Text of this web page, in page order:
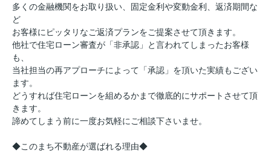
多くの金融機関をお取り扱い、固定金利や変動金利、返済期間な
ど
お客様にピッタリなご返済プランをご提案させて頂きます。
他社で住宅ローン審査が「非承認」と言われてしまったお客様
も、
当社担当の再アプローチによって「承認」を頂いた実績もござい
ます。
どうすれば住宅ローンを組めるかまで徹底的にサポートさせて頂
きます。
諦めてしまう前に一度お気軽にご相談下さいませ。
◆このまち不動産が選ばれる理由◆